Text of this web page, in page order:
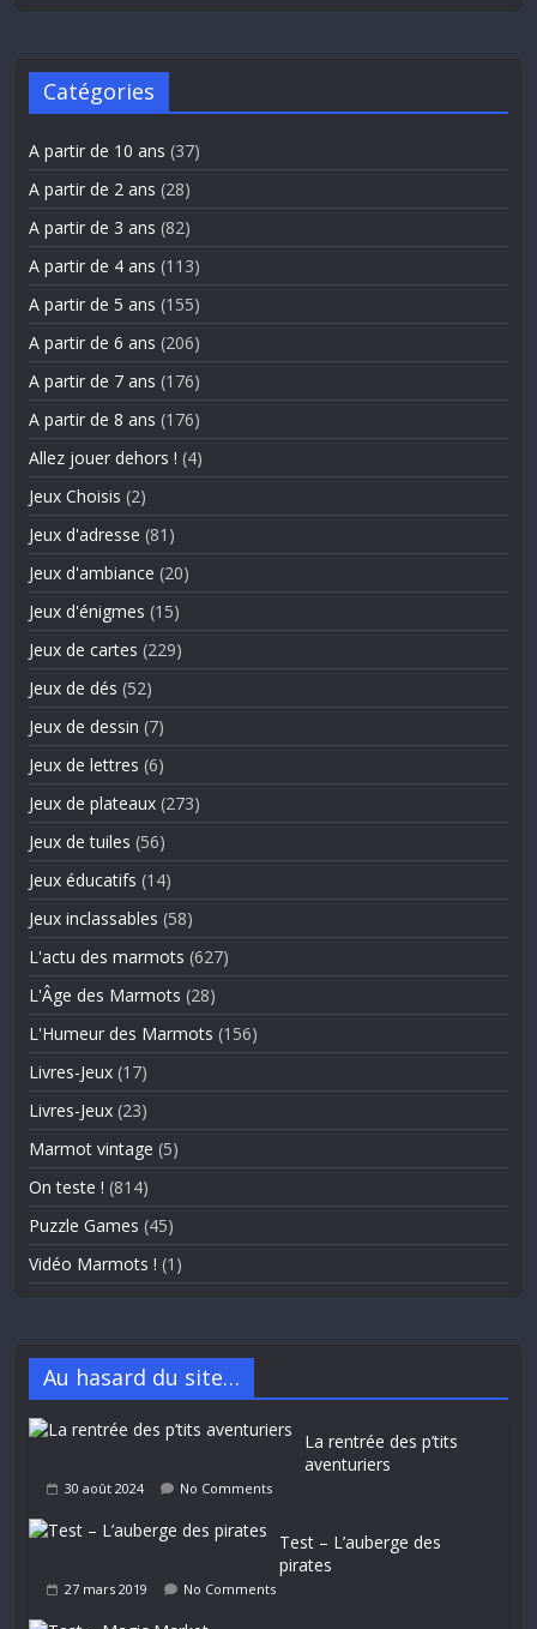
Catégories
A partir de 10 ans (37)
A partir de 2 ans (28)
A partir de 3 ans (82)
A partir de 4 ans (113)
A partir de 5 ans (155)
A partir de 6 ans (206)
A partir de 7 ans (176)
A partir de 8 ans (176)
Allez jouer dehors ! (4)
Jeux Choisis (2)
Jeux d'adresse (81)
Jeux d'ambiance (20)
Jeux d'énigmes (15)
Jeux de cartes (229)
Jeux de dés (52)
Jeux de dessin (7)
Jeux de lettres (6)
Jeux de plateaux (273)
Jeux de tuiles (56)
Jeux éducatifs (14)
Jeux inclassables (58)
L'actu des marmots (627)
L'Âge des Marmots (28)
L'Humeur des Marmots (156)
Livres-Jeux (17)
Livres-Jeux (23)
Marmot vintage (5)
On teste ! (814)
Puzzle Games (45)
Vidéo Marmots ! (1)
Au hasard du site…
La rentrée des p’tits
aventuriers
30 août 2024 No Comments
Test – L’auberge des
pirates
27 mars 2019 No Comments